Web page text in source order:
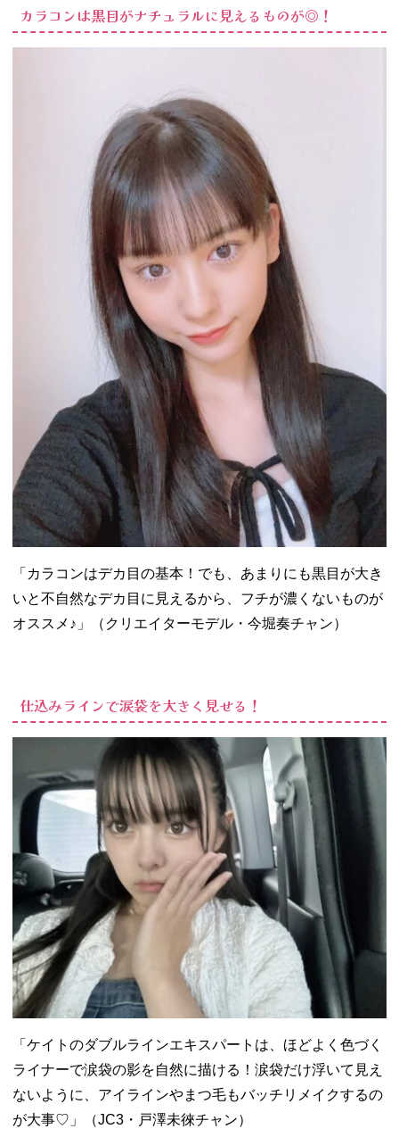
カラコンは黒目がナチュラルに見えるものが◎！
「カラコンはデカ目の基本！でも、あまりにも黒目が大き
いと不自然なデカ目に見えるから、フチが濃くないものが
オススメ♪」（クリエイターモデル・今堀奏チャン）
仕込みラインで涙袋を大きく見せる！
「ケイトのダブルラインエキスパートは、ほどよく色づく
ライナーで涙袋の影を自然に描ける！涙袋だけ浮いて見え
ないように、アイラインやまつ毛もバッチリメイクするの
が大事♡」（JC3・戸澤未徠チャン）